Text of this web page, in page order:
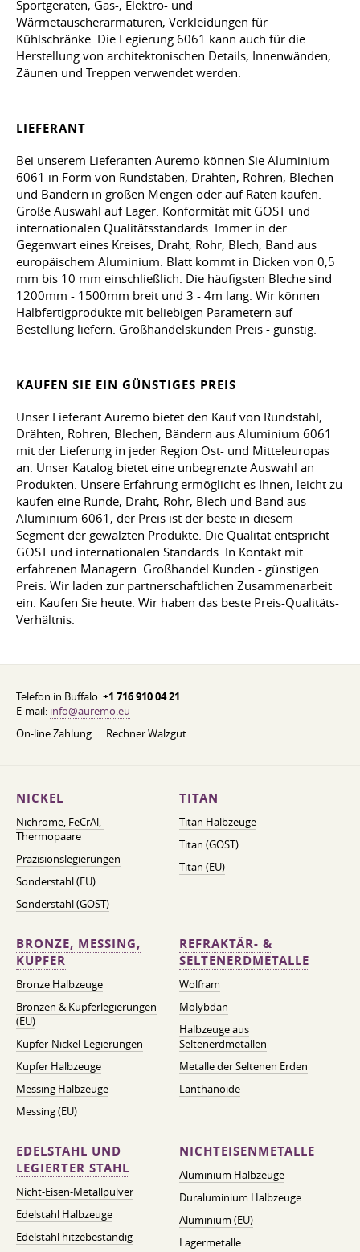
Sportgeräten, Gas-, Elektro- und
Wärmetauscherarmaturen, Verkleidungen für
Kühlschränke. Die Legierung 6061 kann auch für die
Herstellung von architektonischen Details, Innenwänden,
Zäunen und Treppen verwendet werden.
LIEFERANT
Bei unserem Lieferanten Auremo können Sie Aluminium
6061 in Form von Rundstäben, Drähten, Rohren, Blechen
und Bändern in großen Mengen oder auf Raten kaufen.
Große Auswahl auf Lager. Konformität mit GOST und
internationalen Qualitätsstandards. Immer in der
Gegenwart eines Kreises, Draht, Rohr, Blech, Band aus
europäischem Aluminium. Blatt kommt in Dicken von 0,5
mm bis 10 mm einschließlich. Die häufigsten Bleche sind
1200mm - 1500mm breit und 3 - 4m lang. Wir können
Halbfertigprodukte mit beliebigen Parametern auf
Bestellung liefern. Großhandelskunden Preis - günstig.
KAUFEN SIE EIN GÜNSTIGES PREIS
Unser Lieferant Auremo bietet den Kauf von Rundstahl,
Drähten, Rohren, Blechen, Bändern aus Aluminium 6061
mit der Lieferung in jeder Region Ost- und Mitteleuropas
an. Unser Katalog bietet eine unbegrenzte Auswahl an
Produkten. Unsere Erfahrung ermöglicht es Ihnen, leicht zu
kaufen eine Runde, Draht, Rohr, Blech und Band aus
Aluminium 6061, der Preis ist der beste in diesem
Segment der gewalzten Produkte. Die Qualität entspricht
GOST und internationalen Standards. In Kontakt mit
erfahrenen Managern. Großhandel Kunden - günstigen
Preis. Wir laden zur partnerschaftlichen Zusammenarbeit
ein. Kaufen Sie heute. Wir haben das beste Preis-Qualitäts-
Verhältnis.
Telefon in Buffalo:+1 716 910 04 21
E-mail: info@auremo.eu
On-line Zahlung
Rechner Walzgut
NICKEL
Nichrome, FeСrAl, ​​
Thermopaare
Präzisionslegierungen
Sonderstahl (EU)
Sonderstahl (GOST)
TITAN
Titan Halbzeuge
Titan (GOST)
Titan (EU)
BRONZE, MESSING,
KUPFER
Bronze Halbzeuge
Bronzen & Kupferlegierungen
(EU)
Kupfer-Nickel-Legierungen
Kupfer Halbzeuge
Messing Halbzeuge
Messing (EU)
REFRAKTÄR- &
SELTENERDMETALLE
Wolfram
Molybdän
Halbzeuge aus
Seltenerdmetallen
Metalle der Seltenen Erden
Lanthanoide
EDELSTAHL UND
LEGIERTER STAHL
Nicht-Eisen-Metallpulver
Edelstahl Halbzeuge
Edelstahl hitzebeständig
NICHTEISENMETALLE
Aluminium Halbzeuge
Duraluminium Halbzeuge
Aluminium (EU)
Lagermetalle